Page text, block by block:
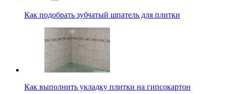
Как подобрать зубчатый шпатель для плитки
Как выполнить укладку плитки на гипсокартон